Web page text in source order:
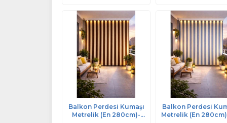
Balkon Perdesi Kumaşı
Metrelik (En 280cm)-
Balkon Perdesi
Metrelik (En